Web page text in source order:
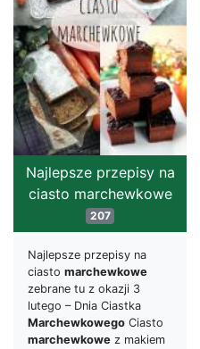
Najlepsze przepisy na
ciasto marchewkowe
207
Najlepsze przepisy na
ciasto marchewkowe
zebrane tu z okazji 3
lutego – Dnia Ciastka
Marchewkowego Ciasto
marchewkowe z makiem